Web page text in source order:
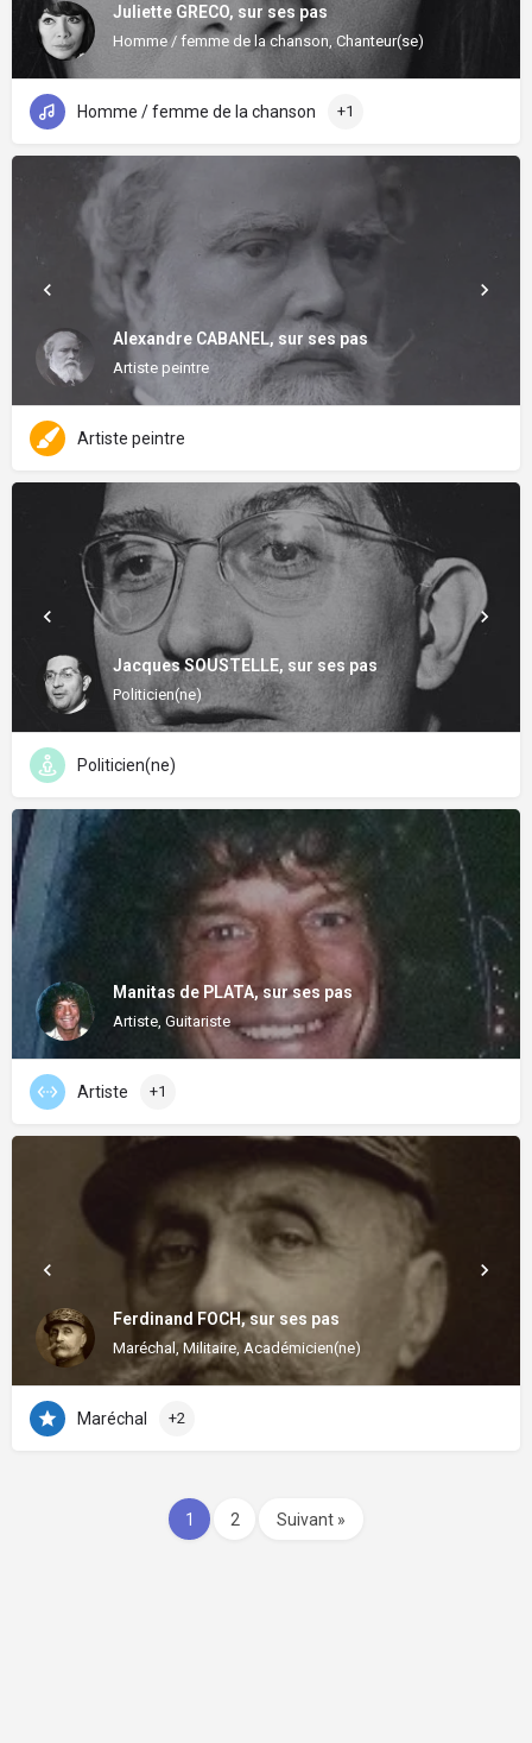
Juliette GRECO, sur ses pas
Homme / femme de la chanson, Chanteur(se)
Homme / femme de la chanson +1
Alexandre CABANEL, sur ses pas
Artiste peintre
Artiste peintre
Jacques SOUSTELLE, sur ses pas
Politicien(ne)
Politicien(ne)
Manitas de PLATA, sur ses pas
Artiste, Guitariste
Artiste +1
Ferdinand FOCH, sur ses pas
Maréchal, Militaire, Académicien(ne)
Maréchal +2
1 2 Suivant »